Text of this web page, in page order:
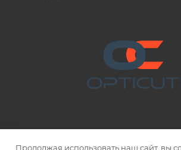
Продолжая использовать наш сайт, вы